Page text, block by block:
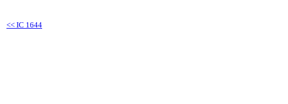
<< IC 1644